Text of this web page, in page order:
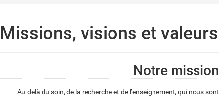
Missions, visions et valeurs
Notre mission
Au-delà du soin, de la recherche et de l’enseignement, qui nous sont